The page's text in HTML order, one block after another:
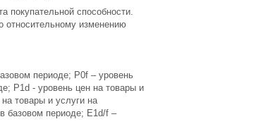
покупательной способности.
относительному изменению
периоде; P0f – уровень
P1d - уровень цен на товары и
товары и услуги на
базовом периоде; E1d/f –